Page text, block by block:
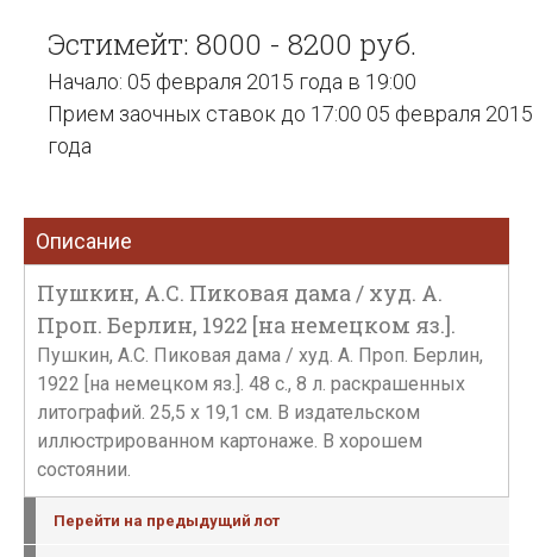
Эстимейт: 8000 - 8200 руб.
Начало: 05 февраля 2015 года в 19:00
Прием заочных ставок до 17:00 05 февраля 2015
года
Описание
Пушкин, А.С. Пиковая дама / худ. А.
Проп. Берлин, 1922 [на немецком яз.].
Пушкин, А.С. Пиковая дама / худ. А. Проп. Берлин,
1922 [на немецком яз.]. 48 с., 8 л. раскрашенных
литографий. 25,5 х 19,1 см. В издательском
иллюстрированном картонаже. В хорошем
состоянии.
Перейти на предыдущий лот